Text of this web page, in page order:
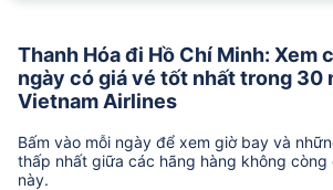
Thanh Hóa đi Hồ Chí Minh: Xem
ngày có giá vé tốt nhất trong 30
Vietnam Airlines
Bấm vào mỗi ngày để xem giờ bay và
thấp nhất giữa các hãng hàng không còng
này.